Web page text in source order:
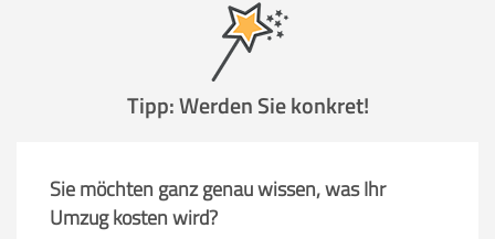
Tipp: Werden Sie konkret!
Sie möchten ganz genau wissen, was Ihr
Umzug kosten wird?